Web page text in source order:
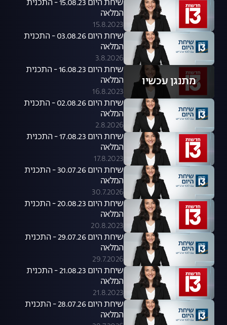
שיחת היום 15.08.23 - התכנית
המלאה
15.8.2023
שיחת היום 03.08.26 - התכנית
המלאה
3.8.2026
מתנגן עכשיו
שיחת היום 16.08.23 - התכנית
המלאה
16.8.2023
שיחת היום 02.08.26 - התכנית
המלאה
2.8.2026
שיחת היום 17.08.23 - התכנית
המלאה
17.8.2023
שיחת היום 30.07.26 - התכנית
המלאה
30.7.2026
שיחת היום 20.08.23 - התכנית
המלאה
20.8.2023
שיחת היום 29.07.26 - התכנית
המלאה
29.7.2026
שיחת היום 21.08.23 - התכנית
המלאה
21.8.2023
שיחת היום 28.07.26 - התכנית
המלאה